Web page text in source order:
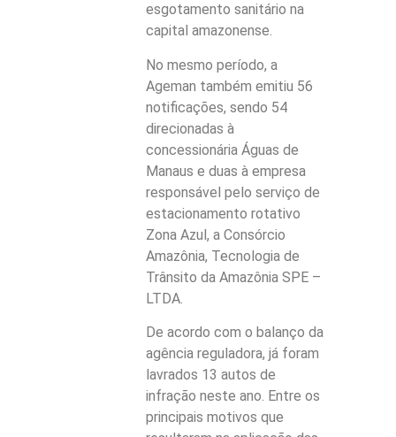
esgotamento sanitário na
capital amazonense.
No mesmo período, a
Ageman também emitiu 56
notificações, sendo 54
direcionadas à
concessionária Águas de
Manaus e duas à empresa
responsável pelo serviço de
estacionamento rotativo
Zona Azul, a Consórcio
Amazônia, Tecnologia de
Trânsito da Amazônia SPE –
LTDA.
De acordo com o balanço da
agência reguladora, já foram
lavrados 13 autos de
infração neste ano. Entre os
principais motivos que